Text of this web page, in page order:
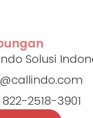
Solusi
2518-3901